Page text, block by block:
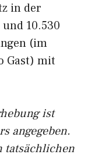
in der
10.530
(im
Gast) mit
ist
angegeben.
tatsächlichen